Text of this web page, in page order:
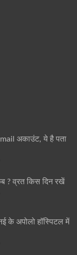
अकाउंट, ये है पता
? व्रत किस दिन रखें
के अपोलो हॉस्पिटल में